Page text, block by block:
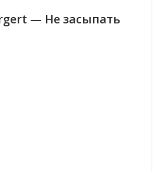
— Не засыпать